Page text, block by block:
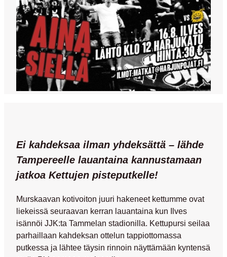
Ei kahdeksaa ilman yhdeksättä – lähde
Tampereelle lauantaina kannustamaan
jatkoa Kettujen pisteputkelle!
Murskaavan kotivoiton juuri hakeneet kettumme ovat
liekeissä seuraavan kerran lauantaina kun Ilves
isännöi JJK:ta Tammelan stadionilla. Kettupursi seilaa
parhaillaan kahdeksan ottelun tappiottomassa
putkessa ja lähtee täysin rinnoin näyttämään kyntensä